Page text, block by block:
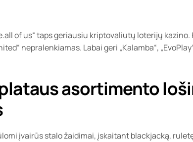
of us“ taps geriausiu kriptovaliutų loterijų
nepralenkiamas. Labai geri „Kalamba“,
asortimento
įvairūs stalo žaidimai, įskaitant blackjacką,